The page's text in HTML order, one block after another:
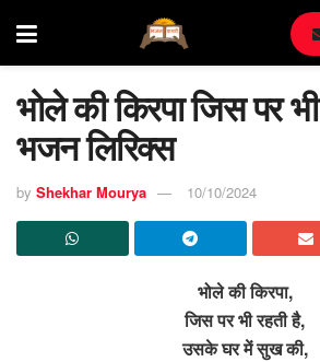
भोले की किरपा जिस पर
भजन लिरिक्स
by Shekhar Mourya 10/10/2024
भोले की किरपा,
जिस पर भी रहती है,
उसके घर में सुख की,